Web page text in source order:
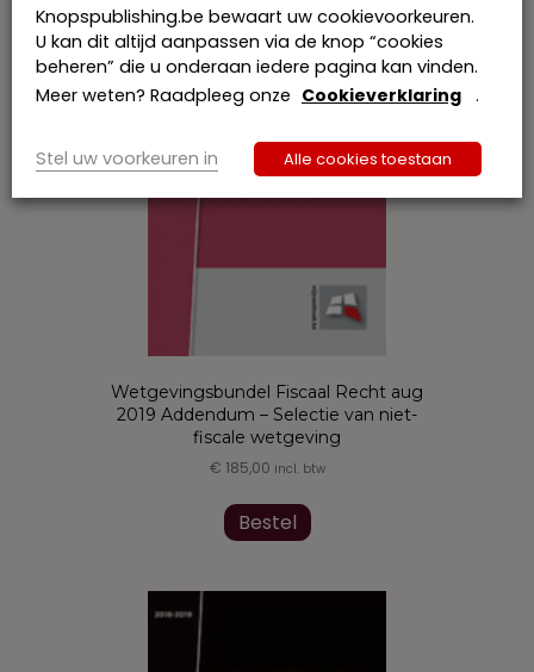
Wetgevingsbundel Fiscaal Recht aug
2019 Addendum – Selectie van niet-
fiscale wetgeving
€ 185,00 incl. btw
Bestel product
heeft
variaties.
Knopspublishing.be bewaart uw cookievoorkeuren.
U kan dit altijd aanpassen via de knop “cookies
beheren” die u onderaan iedere pagina kan vinden.
Meer weten? Raadpleeg onze Cookieverklaring .
Stel uw voorkeuren in Alle cookies toestaan